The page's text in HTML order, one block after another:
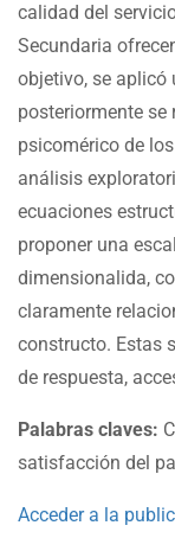
calidad del
Secundaria
objetivo, se aplicó
posteriormente
psicomérico de
análisis
ecuaciones
proponer una
dimensionalida,
claramente
constructo. Estas
de respuesta,
Palabras claves:
satisfacción del
Acceder a la